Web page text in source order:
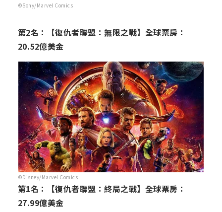
©Sony/Marvel Comics
第2名：【復仇者聯盟：無限之戰】全球票房：
20.52億美金
©Disney/Marvel Comics
第1名：【復仇者聯盟：終局之戰】全球票房：
27.99億美金